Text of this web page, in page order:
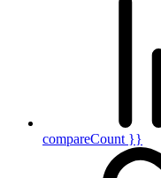
compareCount }}